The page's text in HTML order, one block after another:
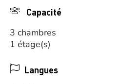
Capacité
3 chambres
1 étage(s)
Langues